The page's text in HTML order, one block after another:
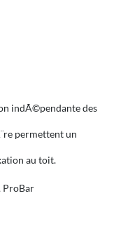
indÃ©pendante des
permettent un
au toit.
ProBar